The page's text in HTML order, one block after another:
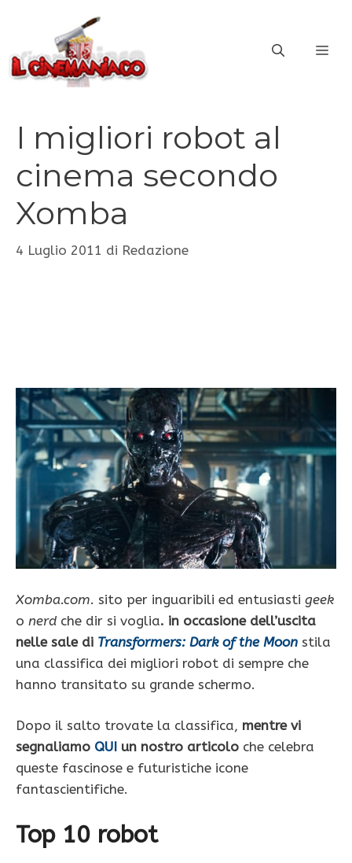
contenuto
I migliori robot al
cinema secondo
Xomba
4 Luglio 2011 di Redazione
Xomba.com. sito per inguaribili ed entusiasti geek
o nerd che dir si voglia. in occasione dell’uscita
nelle sale di Transformers: Dark of the Moon stila
una classifica dei migliori robot di sempre che
hanno transitato su grande schermo.
Dopo il salto trovate la classifica, mentre vi
segnaliamo QUI un nostro articolo che celebra
queste fascinose e futuristiche icone
fantascientifiche.
Top 10 robot